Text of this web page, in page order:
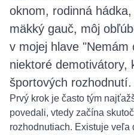
oknom, rodinná
mäkký gauč, môj
v mojej hlave "Nemám
niektoré demotivátory,
športových rozhodnutí.
Prvý krok je často tým
povedali, vtedy začína
rozhodnutiach. Existuje veľa